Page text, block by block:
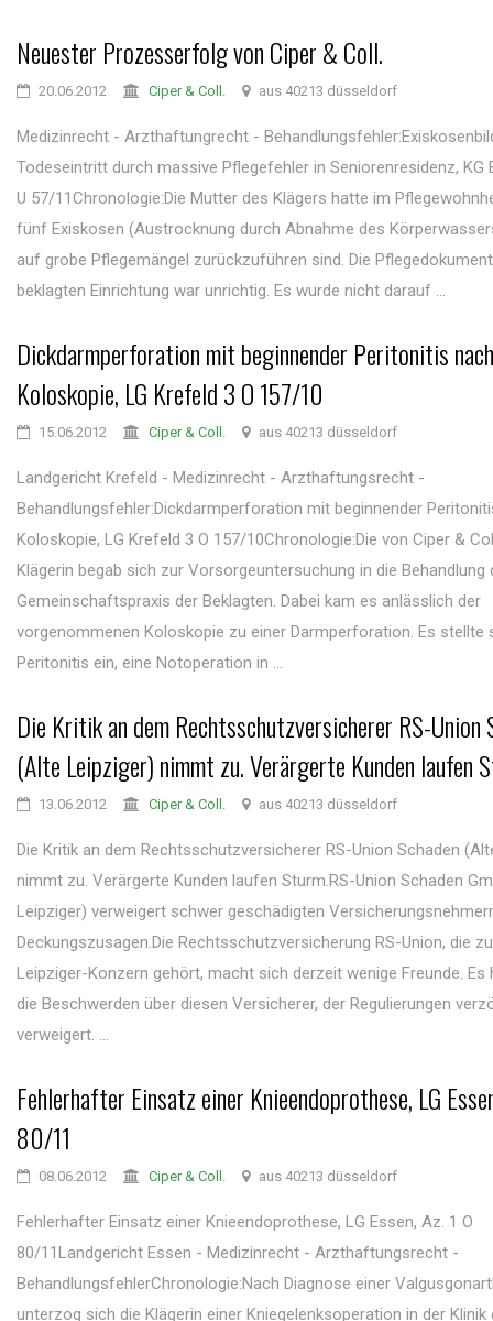
Neuester Prozesserfolg von Ciper & Coll.
20.06.2012 Ciper & Coll. aus 40213 düsseldorf
Medizinrecht - Arzthaftungrecht -
Todeseintritt durch massive Pflegefehler in Seniorenresidenz, KG
U 57/11Chronologie:Die Mutter des Klägers hatte im
fünf Exiskosen (Austrocknung durch Abnahme des
auf grobe Pflegemängel zurückzuführen sind. Die
beklagten Einrichtung war unrichtig. Es wurde nicht darauf ...
Dickdarmperforation mit beginnender Peritonitis nach
Koloskopie, LG Krefeld 3 O 157/10
15.06.2012 Ciper & Coll. aus 40213 düsseldorf
Landgericht Krefeld - Medizinrecht - Arzthaftungsrecht -
Behandlungsfehler:Dickdarmperforation mit beginnender
Koloskopie, LG Krefeld 3 O 157/10Chronologie:Die von Ciper &
Klägerin begab sich zur Vorsorgeuntersuchung in die Behandlung
Gemeinschaftspraxis der Beklagten. Dabei kam es anlässlich der
vorgenommenen Koloskopie zu einer Darmperforation. Es stellte
Peritonitis ein, eine Notoperation in ...
Die Kritik an dem Rechtsschutzversicherer RS-Union
(Alte Leipziger) nimmt zu. Verärgerte Kunden laufen
13.06.2012 Ciper & Coll. aus 40213 düsseldorf
Die Kritik an dem Rechtsschutzversicherer RS-Union Schaden
nimmt zu. Verärgerte Kunden laufen Sturm.RS-Union Schaden
Leipziger) verweigert schwer geschädigten
Deckungszusagen.Die Rechtsschutzversicherung RS-Union, die
Leipziger-Konzern gehört, macht sich derzeit wenige Freunde. Es
die Beschwerden über diesen Versicherer, der Regulierungen
verweigert. ...
Fehlerhafter Einsatz einer Knieendoprothese, LG
80/11
08.06.2012 Ciper & Coll. aus 40213 düsseldorf
Fehlerhafter Einsatz einer Knieendoprothese, LG Essen, Az. 1 O
80/11Landgericht Essen - Medizinrecht - Arzthaftungsrecht -
BehandlungsfehlerChronologie:Nach Diagnose einer
unterzog sich die Klägerin einer Kniegelenksoperation in der Klinik